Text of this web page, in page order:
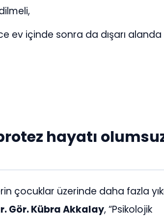
ev içinde sonra da dışarı alanda
hayatı
çocuklar üzerinde daha fazla
Gör. Kübra Akkalay, “Psikolojik